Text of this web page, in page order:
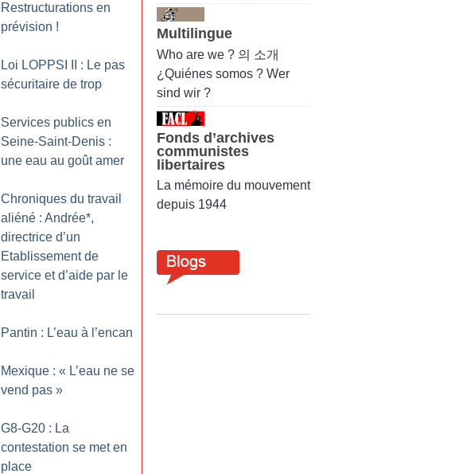
Restructurations en
prévision !
Loi LOPPSI II : Le pas
sécuritaire de trop
Services publics en
Seine-Saint-Denis :
une eau au goût amer
Chroniques du travail
aliéné : Andrée*,
directrice d’un
Etablissement de
service et d’aide par le
travail
Pantin : L’eau à l’encan
Mexique : « L’eau ne se
vend pas »
G8-G20 : La
contestation se met en
place
Multilingue
Who are we ? 의 소개
¿Quiénes somos ? Wer
sind wir ?
Fonds d’archives
communistes
libertaires
La mémoire du mouvement
depuis 1944